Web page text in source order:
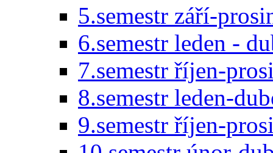
5.semestr září-
6.semestr leden -
7.semestr říjen-
8.semestr leden-
9.semestr říjen-